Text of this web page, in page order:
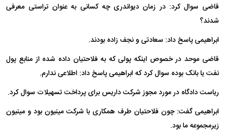
قاضی سوال کرد: در زمان دیواندری چه کسانی به عنوان تراستی معرفی
شدند؟
ابراهیمی پاسخ داد: سعادتی و نجف زاده بودند.
قاضی موحد در خصوص اینکه پولی که به فلاحتیان داده شده از منابع پول
نفت یا بانک بوده سوال کرد که ابراهیمی پاسخ داد: اطلاعی ندارم.
ریاست دادگاه در مورد مجوز شرکت داریس برای پرداخت تسهیلات سوال کرد.
ابراهیمی گفت:‌ چون فلاحتیان طرف همکاری با شرکت مینیون بود و مینیون
زیرمجموعه ما بود.